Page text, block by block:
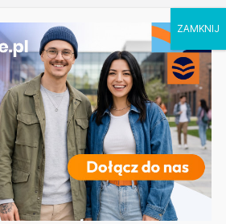
Geografia w Gdańsku
Ratownictwo medyczne w Olsztynie
Logistyka w Koszalinie
Informatyka w Nysie
Filozofia w Szczecinie